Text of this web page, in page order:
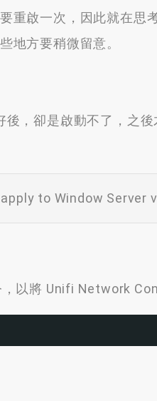
重啟一次，因此就在思
地方要稍微留意。
卻是啟動不了，之後
to Window Server
以將 Unifi Network